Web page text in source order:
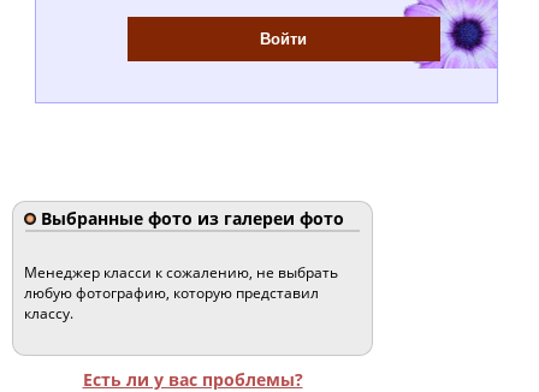
Выбранные фото из галереи фото
Менеджер класси к сожалению, не выбрать
любую фотографию, которую представил
классу.
Есть ли у вас проблемы?